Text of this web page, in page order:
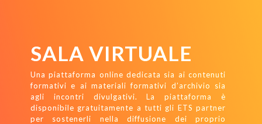
SALA VIRTUALE
Una piattaforma online dedicata sia ai contenuti
formativi e ai materiali formativi d’archivio sia
agli incontri divulgativi. La piattaforma è
disponibile gratuitamente a tutti gli ETS partner
per sostenerli nella diffusione dei proprio